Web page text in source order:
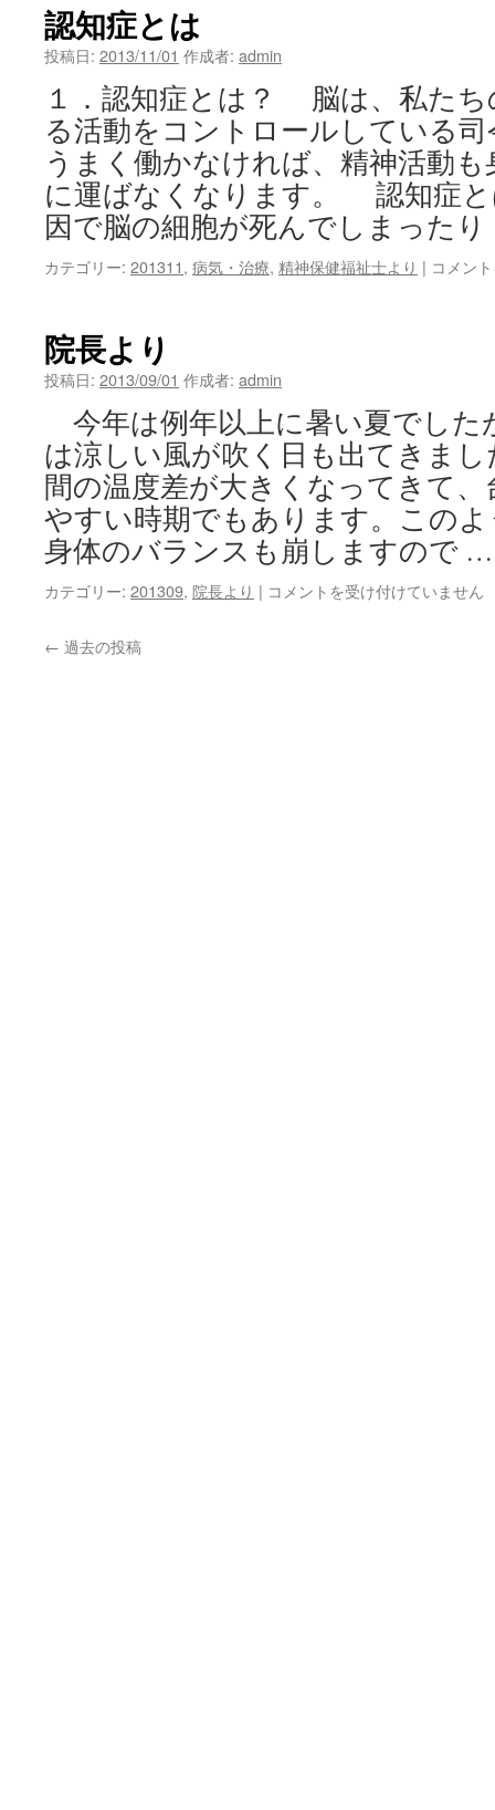
予
防
接
種
は
認知症とは
投稿日: 2013/11/01 作成者: admin
１．認知症とは？ 脳は、私た
る活動をコントロールしている
うまく働かなければ、精神活動
に運ばなくなります。 認知症
因で脳の細胞が死んでしまった
カテゴリー: 201311, 病気・治療, 精神保健福祉士より | 認
コメン
院長より
投稿日: 2013/09/01 作成者: admin
今年は例年以上に暑い夏でした
は涼しい風が吹く日も出てきま
間の温度差が大きくなってきて
やすい時期でもあります。この
身体のバランスも崩しますので
カテゴリー: 201309, 院長より | 院
コメントを受け付けていません
← 過去の投稿